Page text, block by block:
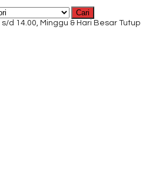
Cari
d 14.00, Minggu & Hari Besar Tutup